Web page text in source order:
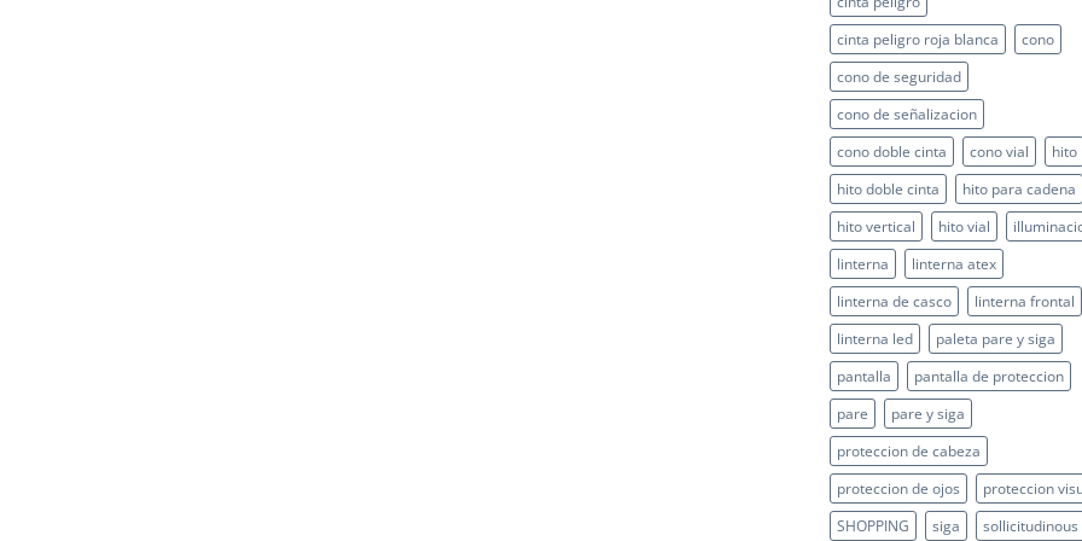
cinta peligro roja blanca
cono
cono de seguridad
cono de señalizacion
cono doble cinta
cono vial
hito
hito doble cinta
hito para cadena
hito vertical
hito vial
linterna
linterna atex
linterna de casco
linterna frontal
linterna led
paleta pare y siga
pantalla
pantalla de proteccion
pare
pare y siga
proteccion de cabeza
proteccion de ojos
proteccion
SHOPPING
siga sollicitudinous